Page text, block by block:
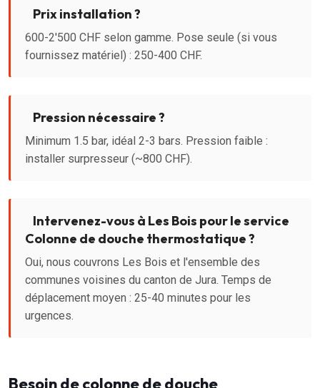
Prix installation ?
600-2'500 CHF selon gamme. Pose seule (si vous
fournissez matériel) : 250-400 CHF.
Pression nécessaire ?
Minimum 1.5 bar, idéal 2-3 bars. Pression faible :
installer surpresseur (~800 CHF).
Intervenez-vous à Les Bois pour le service
Colonne de douche thermostatique ?
Oui, nous couvrons Les Bois et l'ensemble des
communes voisines du canton de Jura. Temps de
déplacement moyen : 25-40 minutes pour les
urgences.
Besoin de colonne de douche